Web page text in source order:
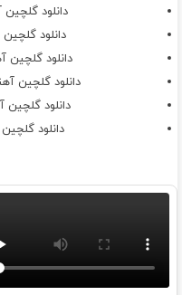
دانلود
دانلود
دانلود
دانلود گلچین
دانلود
دانلود